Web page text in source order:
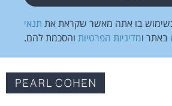
בו אתה מאשר שקראת את תנאי
באתר ומדיניות הפרטיות והסכמת להם.